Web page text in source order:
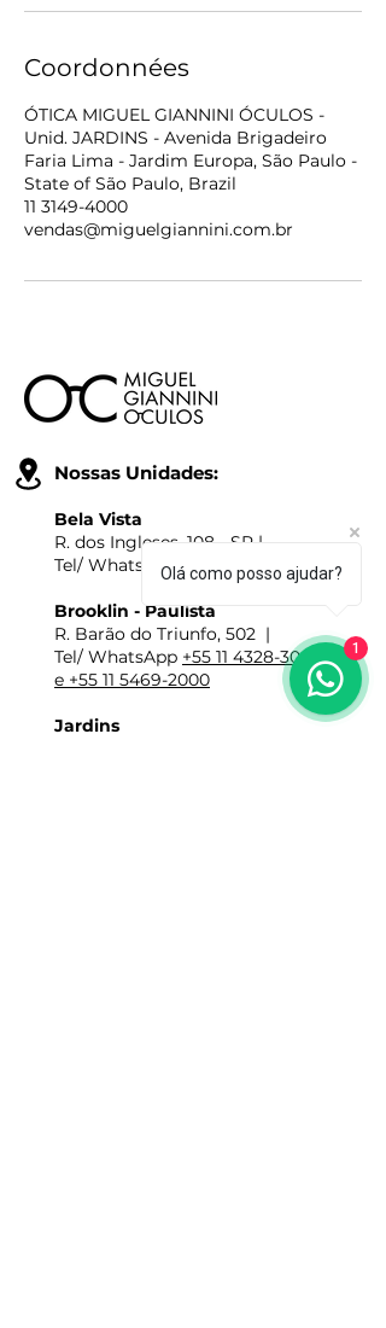
Coordonnées
ÓTICA MIGUEL GIANNINI ÓCULOS -
Unid. JARDINS - Avenida Brigadeiro
Faria Lima - Jardim Europa, São Paulo -
State of São Paulo, Brazil
11 3149-4000
vendas@miguelgiannini.com.br
Nossas Unidades:
Bela Vista
R. dos Ingleses, 108 - SP |
Tel/ WhatsApp+55 11 3149-4000
Brooklin - Paulista
R. Barão do Triunfo, 502 |
Tel/ WhatsApp +55 11 4328-3001
e +55 11 5469-2000
Jardins
Olá como posso ajudar?
1